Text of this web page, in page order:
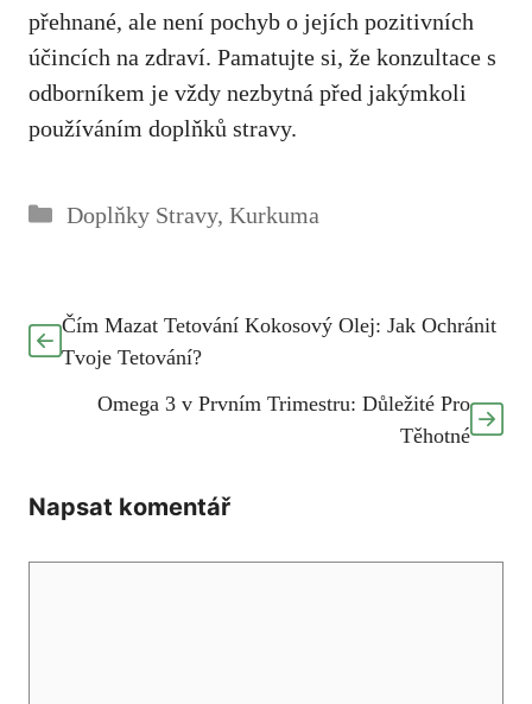
přehnané,​ ale není pochyb o jejích pozitivních
účincích ‌na zdraví. Pamatujte si, že konzultace s
odborníkem je vždy‍ nezbytná před⁢ jakýmkoli
používáním doplňků stravy.
Rubriky
Doplňky Stravy, Kurkuma
Čím Mazat Tetování Kokosový Olej: Jak Ochránit
Tvoje Tetování?
Omega 3 v Prvním Trimestru: Důležité Pro
Těhotné
Napsat komentář